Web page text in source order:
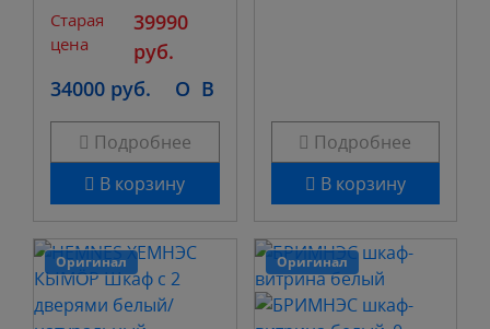
Старая
цена
39990
руб.
34000 руб.
O B
Подробнее
В корзину
Подробнее
В корзину
Оригинал Оригинал